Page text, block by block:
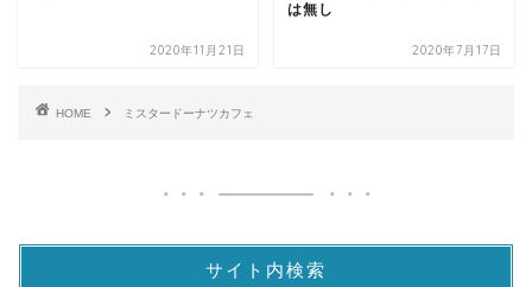
2020年11月21日
は無し
2020年7月17日
HOME ミスタードーナツカフェ
サイト内検索